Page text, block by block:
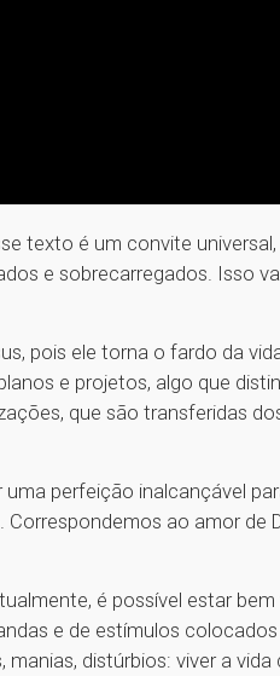
texto é um convite
e sobrecarregados. Isso
pois ele torna o fardo da
e projetos, algo que
que são transferidas
perfeição inalcançável
ao amor de
é possível estar
e de estímulos colocados
distúrbios: viver a vida